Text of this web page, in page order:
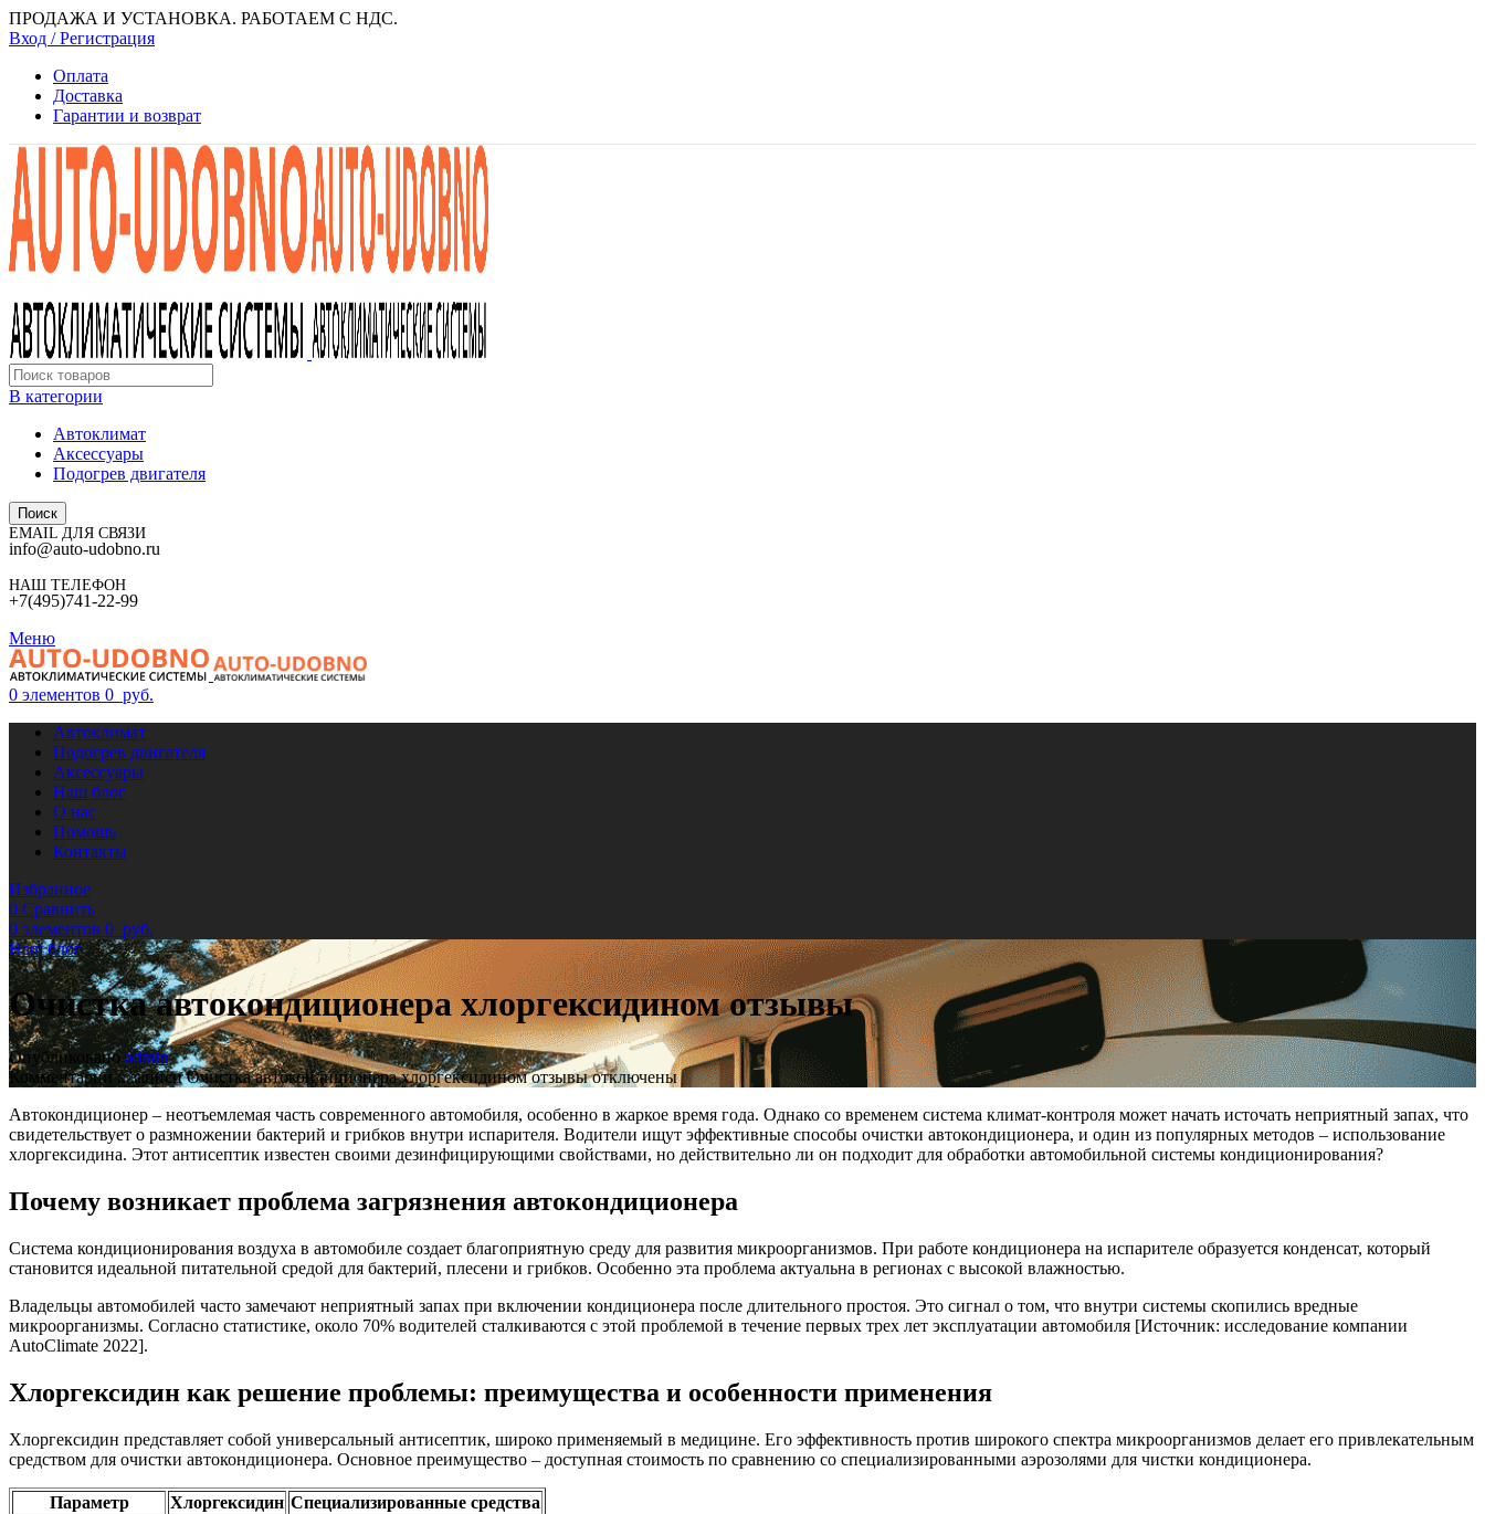
ПРОДАЖА И УСТАНОВКА. РАБОТАЕМ С НДС.
Вход / Регистрация
Оплата
Доставка
Гарантии и возврат
В категории
Автоклимат
Аксессуары
Подогрев двигателя
Поиск
EMAIL ДЛЯ СВЯЗИ
info@auto-udobno.ru
НАШ ТЕЛЕФОН
+7(495)741-22-99
Меню
0 элементов 0 руб.
Автоклимат
Подогрев двигателя
Аксессуары
Наш блог
О нас
Помощь
Контакты
Избранное
0 Сравнить
0 элементов 0 руб.
Наш блог
Очистка автокондиционера хлоргексидином отзывы
Опубликовано admin
Комментарии к записи Очистка автокондиционера хлоргексидином отзывыотключены
Автокондиционер – неотъемлемая часть современного автомобиля, особенно в жаркое время года. Однако со временем система климат-контроля может начать источать неприятный запах, что
свидетельствует о размножении бактерий и грибков внутри испарителя. Водители ищут эффективные способы очистки автокондиционера, и один из популярных методов – использование
хлоргексидина. Этот антисептик известен своими дезинфицирующими свойствами, но действительно ли он подходит для обработки автомобильной системы кондиционирования?
Почему возникает проблема загрязнения автокондиционера
Система кондиционирования воздуха в автомобиле создает благоприятную среду для развития микроорганизмов. При работе кондиционера на испарителе образуется конденсат, который
становится идеальной питательной средой для бактерий, плесени и грибков. Особенно эта проблема актуальна в регионах с высокой влажностью.
Владельцы автомобилей часто замечают неприятный запах при включении кондиционера после длительного простоя. Это сигнал о том, что внутри системы скопились вредные
микроорганизмы. Согласно статистике, около 70% водителей сталкиваются с этой проблемой в течение первых трех лет эксплуатации автомобиля [Источник: исследование компании
AutoClimate 2022].
Хлоргексидин как решение проблемы: преимущества и особенности применения
Хлоргексидин представляет собой универсальный антисептик, широко применяемый в медицине. Его эффективность против широкого спектра микроорганизмов делает его привлекательным
средством для очистки автокондиционера. Основное преимущество – доступная стоимость по сравнению со специализированными аэрозолями для чистки кондиционера.
Параметр Хлоргексидин Специализированные средства